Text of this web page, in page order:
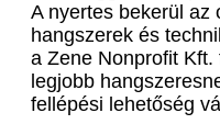
A nyertes bekerül az
hangszerek és
a Zene Nonprofit
legjobb
fellépési lehetőség